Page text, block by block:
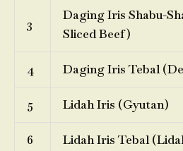
3
Daging Iris Shabu-
Sliced Beef)
4 Daging Iris Tebal
5 Lidah Iris (Gyutan)
6 Lidah Iris Tebal